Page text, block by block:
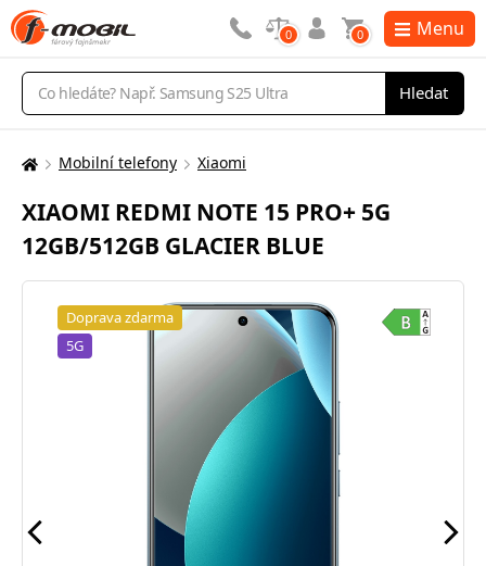
Vyhledávání
Hledat
0 0 Menu
Zde
nacházíte:
Mobilní telefony Xiaomi
XIAOMI REDMI NOTE 15 PRO+ 5G
12GB/512GB GLACIER BLUE
Doprava zdarma
5G